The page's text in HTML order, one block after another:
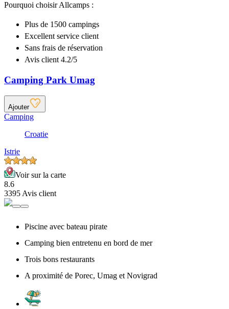
Pourquoi choisir Allcamps :
Plus de 1500 campings
Excellentservice client
Sans frais de réservation
Avis client 4.2/5
Camping Park Umag
Ajouter
Camping
Croatie
Istrie
Voir sur la carte
8.6
3395 Avis client
Piscine avec bateau pirate
Camping bien entretenu en bord de mer
Trois bons restaurants
A proximité de Porec, Umag et Novigrad